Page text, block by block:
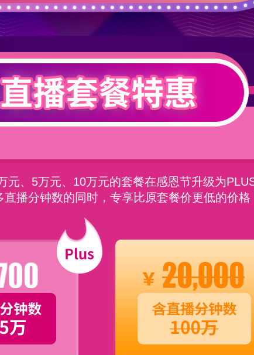
元、5万元、10万元的套餐在感恩节升级为
直播分钟数的同时，专享比原套餐价更低的价格